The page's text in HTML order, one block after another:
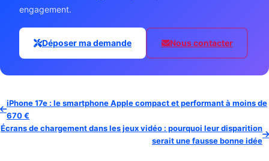
engagement.
Déposer ma demande Nous contacter
iPhone 17e : le smartphone Apple compact et performant à moins de
670 €
Écrans de chargement dans les jeux vidéo : pourquoi leur disparition
serait une fausse bonne idée